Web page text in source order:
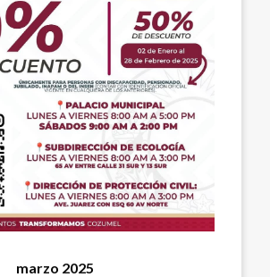
marzo 2025